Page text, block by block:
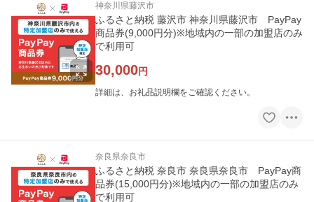
神奈川県藤沢市
ふるさと納税 藤沢市 神奈川県藤沢市 PayPay
商品券(9,000円分)※地域内の一部の加盟店のみ
で利用可
30,000円
詳細は、お礼品説明欄をご確認ください。
奈良県奈良市
ふるさと納税 奈良市 奈良県奈良市 PayPay商
品券(15,000円分)※地域内の一部の加盟店のみ
で利用可